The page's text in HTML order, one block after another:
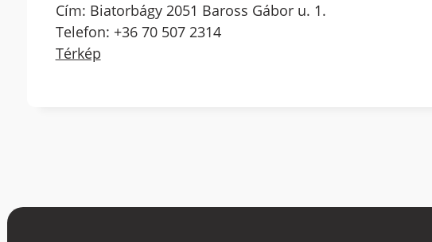
Cím: Biatorbágy 2051 Baross Gábor u. 1.
Telefon: +36 70 507 2314
Térkép